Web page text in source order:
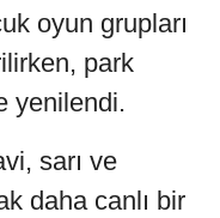
oyun grupları
park
yenilendi.
sarı ve
daha canlı bir